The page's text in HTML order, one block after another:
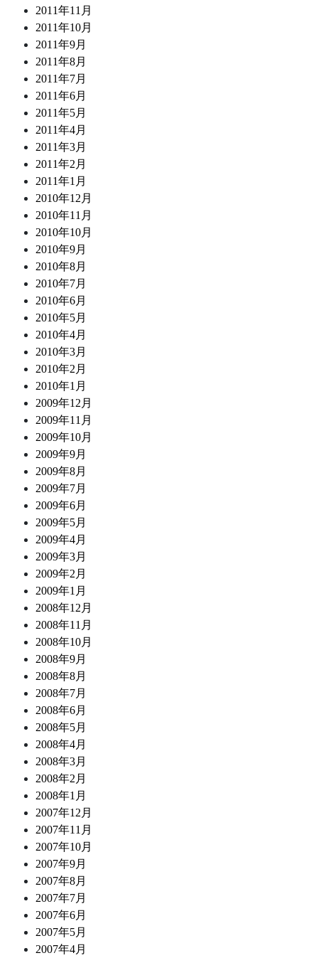
2011年11月
2011年10月
2011年9月
2011年8月
2011年7月
2011年6月
2011年5月
2011年4月
2011年3月
2011年2月
2011年1月
2010年12月
2010年11月
2010年10月
2010年9月
2010年8月
2010年7月
2010年6月
2010年5月
2010年4月
2010年3月
2010年2月
2010年1月
2009年12月
2009年11月
2009年10月
2009年9月
2009年8月
2009年7月
2009年6月
2009年5月
2009年4月
2009年3月
2009年2月
2009年1月
2008年12月
2008年11月
2008年10月
2008年9月
2008年8月
2008年7月
2008年6月
2008年5月
2008年4月
2008年3月
2008年2月
2008年1月
2007年12月
2007年11月
2007年10月
2007年9月
2007年8月
2007年7月
2007年6月
2007年5月
2007年4月